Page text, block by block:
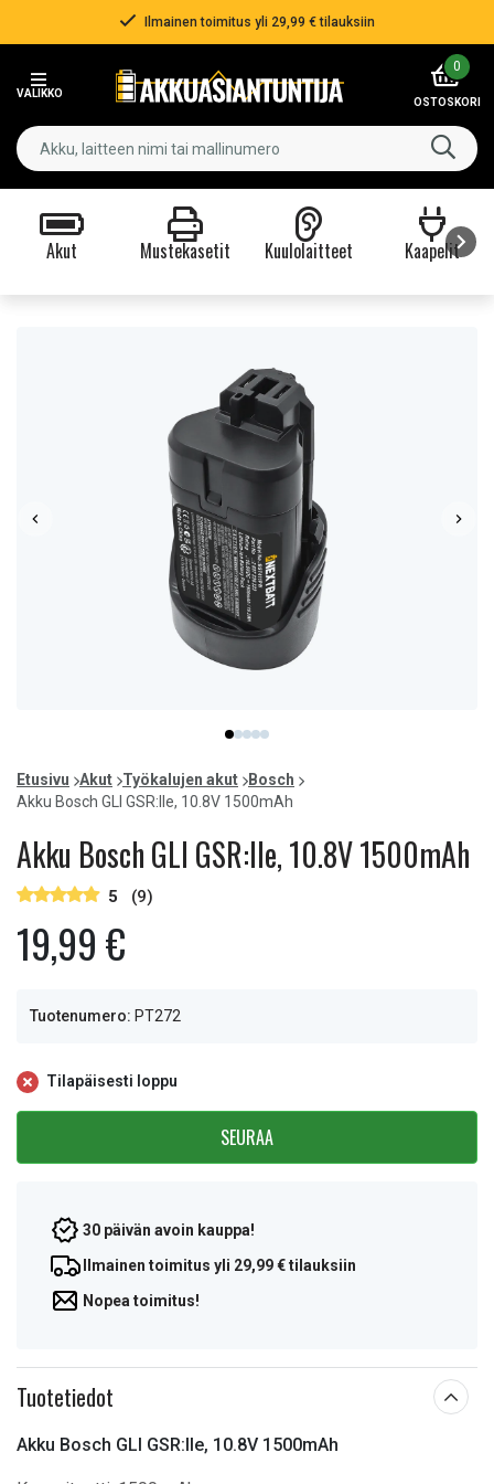
Ilmainen toimitus yli 29,99 € tilauksiin
VALIKKO
0
OSTOSKORI
Akut Mustekasetit Kuulolaitteet Kaapelit
item
0
item
1
item
2
item
3
item
4
of
5
Etusivu Akut Työkalujen akut
Bosch
Akku Bosch GLI GSR:lle, 10.8V 1500mAh
Akku Bosch GLI GSR:lle, 10.8V 1500mAh
5 (9)
19,99 €
Tuotenumero: PT272
Tilapäisesti loppu
SEURAA
30 päivän avoin kauppa!
Ilmainen toimitus yli 29,99 € tilauksiin
Nopea toimitus!
Tuotetiedot
Akku Bosch GLI GSR:lle, 10.8V 1500mAh